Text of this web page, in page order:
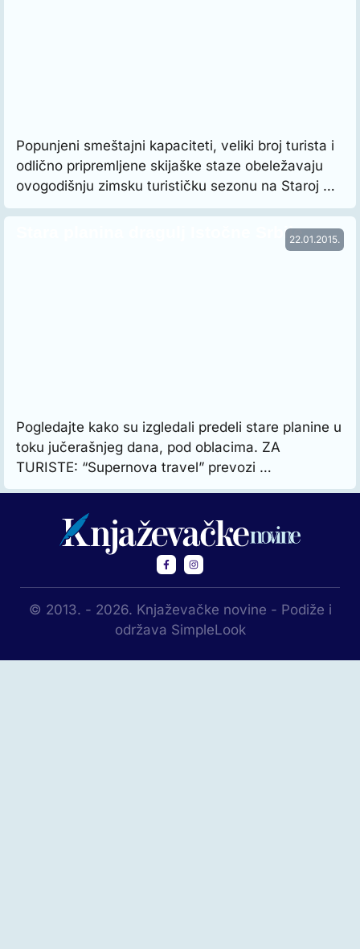
Popunjeni smeštajni kapaciteti, veliki broj turista i
odlično pripremljene skijaške staze obeležavaju
ovogodišnju zimsku turističku sezonu na Staroj …
22.01.2015.
Stara planina dragulj Istočne Srbije
Pogledajte kako su izgledali predeli stare planine u
toku jučerašnjeg dana, pod oblacima. ZA
TURISTE: “Supernova travel” prevozi …
© 2013. - 2026. Knjaževačke novine - Podiže i
održava SimpleLook